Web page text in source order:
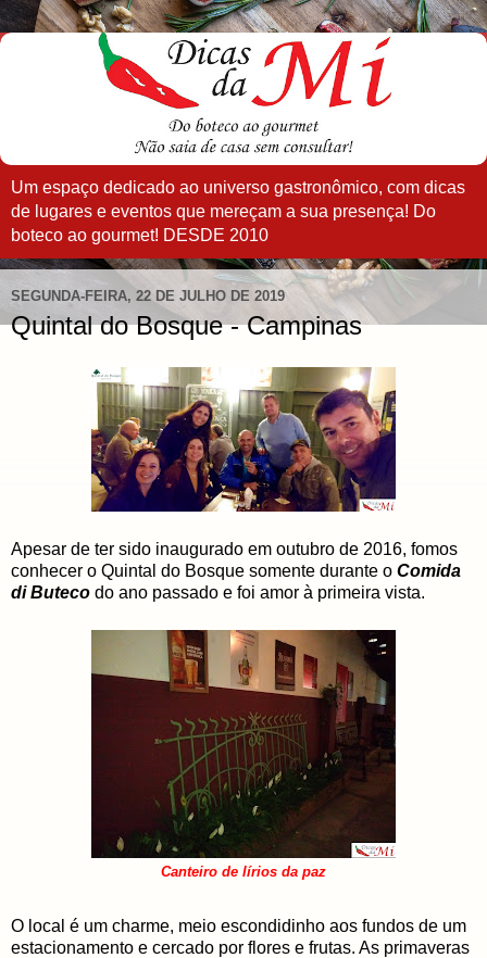
Um espaço dedicado ao universo gastronômico, com dicas
de lugares e eventos que mereçam a sua presença! Do
boteco ao gourmet! DESDE 2010
SEGUNDA-FEIRA, 22 DE JULHO DE 2019
Quintal do Bosque - Campinas
Apesar de ter sido inaugurado em outubro de 2016, fomos
conhecer o Quintal do Bosque somente durante o Comida
di Buteco do ano passado e foi amor à primeira vista.
Canteiro de lírios da paz
O local é um charme, meio escondidinho aos fundos de um
estacionamento e cercado por flores e frutas. As primaveras